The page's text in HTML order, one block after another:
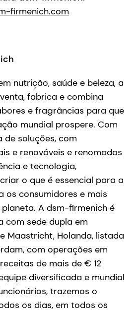
firmenich.com
nutrição, saúde e beleza, a
fabrica e combina
e fragrâncias para que
mundial prospere. Com
soluções, com
e renováveis e renomadas
e tecnologia,
o que é essencial para a
os consumidores e mais
A dsm-firmenich é
com sede dupla em
Maastricht, Holanda, listada
com operações em
de mais de € 12
diversificada e mundial
trazemos o
os dias, em todos os